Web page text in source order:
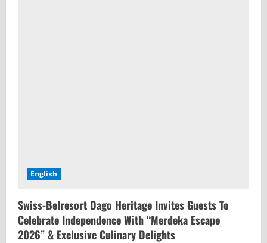
English
Swiss-Belresort Dago Heritage Invites Guests To
Celebrate Independence With “Merdeka Escape
2026” & Exclusive Culinary Delights